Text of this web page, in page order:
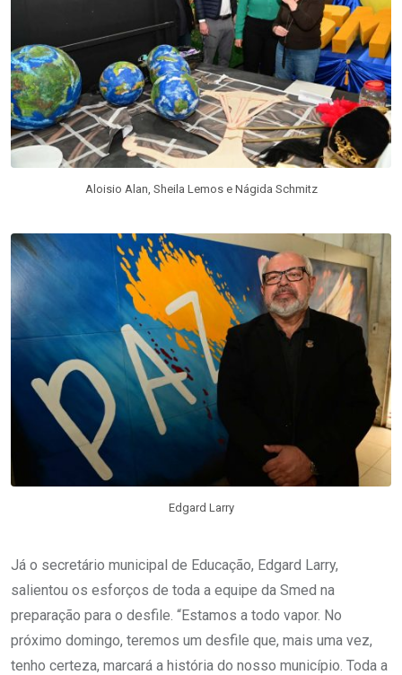
Aloisio Alan, Sheila Lemos e Nágida Schmitz
Edgard Larry
Já o secretário municipal de Educação, Edgard Larry,
salientou os esforços de toda a equipe da Smed na
preparação para o desfile. “Estamos a todo vapor. No
próximo domingo, teremos um desfile que, mais uma vez,
tenho certeza, marcará a história do nosso município. Toda a